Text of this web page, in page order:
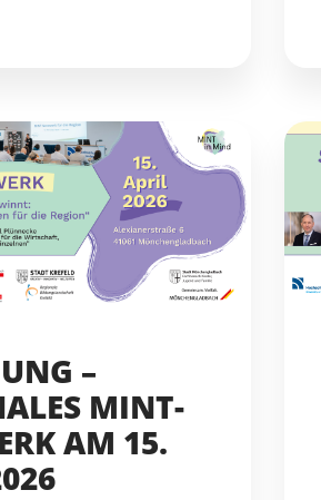
–
MINT-
AM 15.